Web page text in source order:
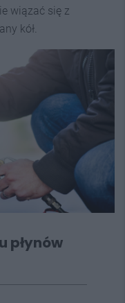
wiązać się z
kół.
płynów